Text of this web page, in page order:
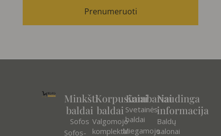
Prenumeruoti
Minkšti
baldai
Sofos
Sofos-
Korpusiniai
baldai
Valgomojo
komplektai
Kambariai
Svetainės
baldai
Miegamojo
Naudinga
informacija
Baldų
salonai